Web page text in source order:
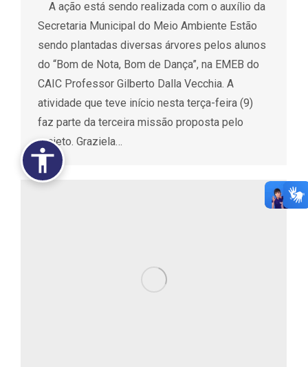
A ação está sendo realizada com o auxílio da
Secretaria Municipal do Meio Ambiente Estão
sendo plantadas diversas árvores pelos alunos
do “Bom de Nota, Bom de Dança”, na EMEB do
CAIC Professor Gilberto Dalla Vecchia. A
atividade que teve início nesta terça-feira (9)
faz parte da terceira missão proposta pelo
projeto. Graziela…